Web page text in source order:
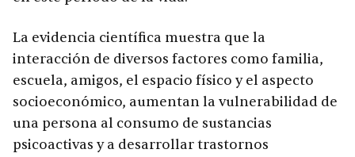
La evidencia científica muestra que la
interacción de diversos factores como familia,
escuela, amigos, el espacio físico y el aspecto
socioeconómico, aumentan la vulnerabilidad de
una persona al consumo de sustancias
psicoactivas y a desarrollar trastornos